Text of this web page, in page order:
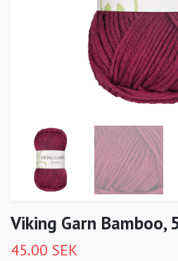
Viking Garn Bamboo,
45.00 SEK